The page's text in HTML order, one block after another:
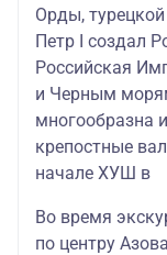
Орды,
Петр I создал
Российская
и Черным
многообразна
крепостные
начале ХУШ в
Во время
по центру